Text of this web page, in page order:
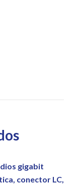
gigabit
conector LC,